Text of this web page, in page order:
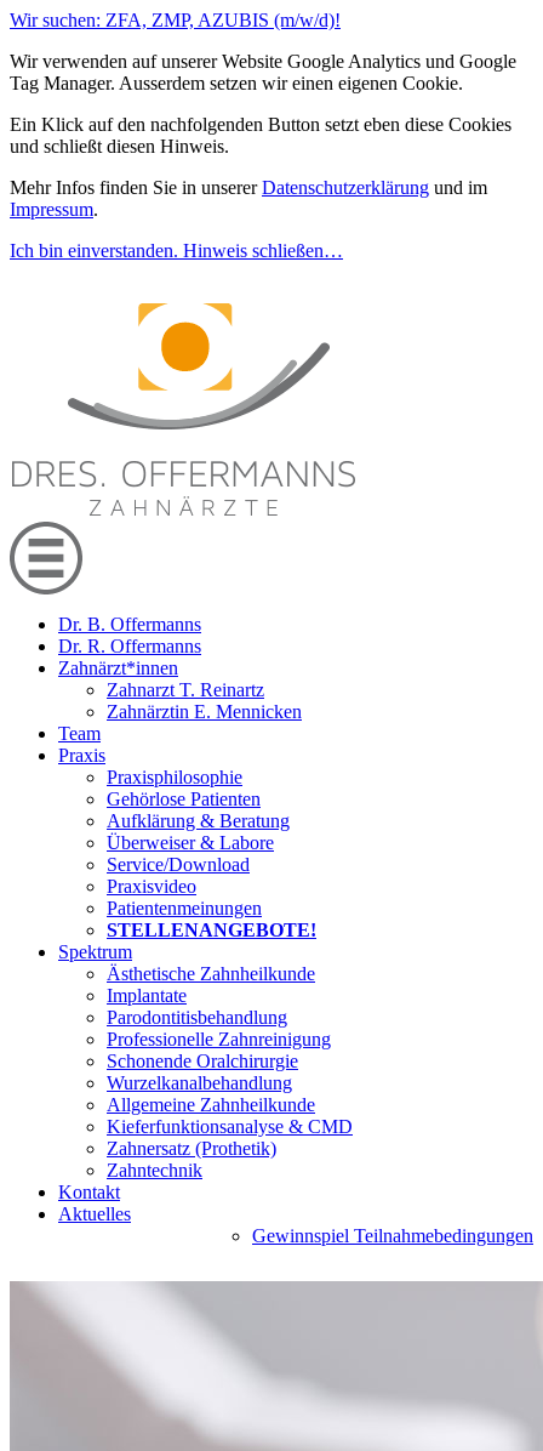
Wir suchen: ZFA, ZMP, AZUBIS (m/w/d)!
Wir verwenden auf unserer Website Google Analytics und Google
Tag Manager. Ausserdem setzen wir einen eigenen Cookie.
Ein Klick auf den nachfolgenden Button setzt eben diese Cookies
und schließt diesen Hinweis.
Mehr Infos finden Sie in unsererDatenschutzerklärung und im
Impressum.
Ich bin einverstanden. Hinweis schließen…
Dr. B. Offermanns
Dr. R. Offermanns
Zahnärzt*innen
Zahnarzt T. Reinartz
Zahnärztin E. Mennicken
Team
Praxis
Praxisphilosophie
Gehörlose Patienten
Aufklärung & Beratung
Überweiser & Labore
Service/Download
Praxisvideo
Patientenmeinungen
STELLENANGEBOTE!
Spektrum
Ästhetische Zahnheilkunde
Implantate
Parodontitisbehandlung
Professionelle Zahnreinigung
Schonende Oralchirurgie
Wurzelkanalbehandlung
Allgemeine Zahnheilkunde
Kieferfunktionsanalyse & CMD
Zahnersatz (Prothetik)
Zahntechnik
Kontakt
Aktuelles
Gewinnspiel Teilnahmebedingungen